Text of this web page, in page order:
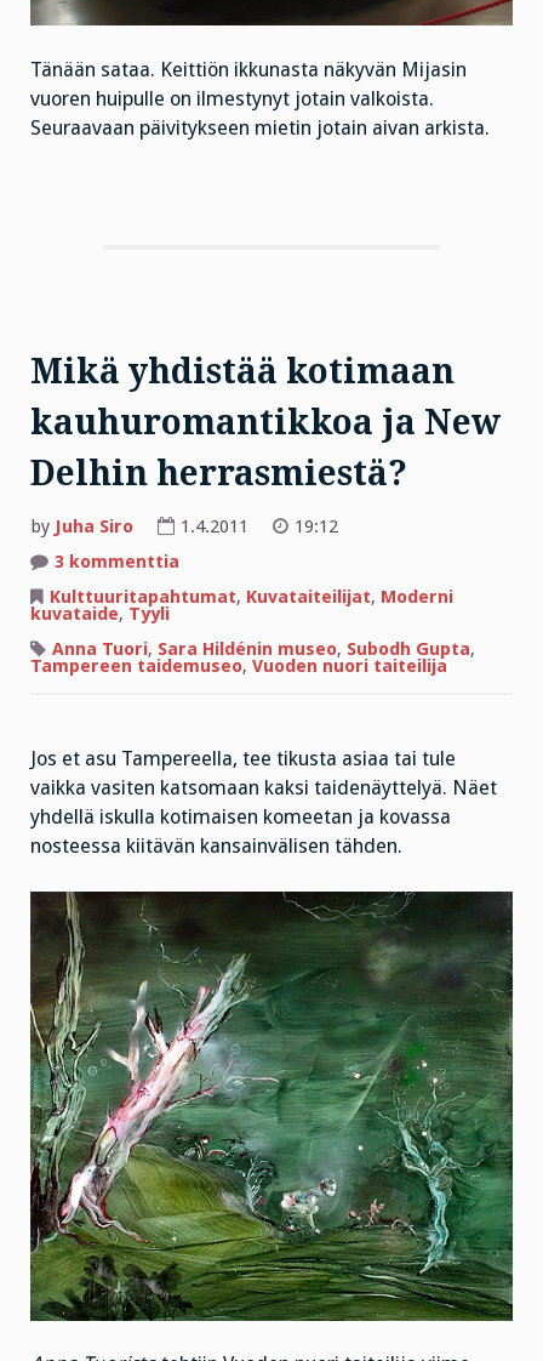
Tänään sataa. Keittiön ikkunasta näkyvän Mijasin
vuoren huipulle on ilmestynyt jotain valkoista.
Seuraavaan päivitykseen mietin jotain aivan arkista.
Mikä yhdistää kotimaan
kauhuromantikkoa ja New
Delhin herrasmiestä?
by Juha Siro 1.4.2011
19:12
3 kommenttia
yhdistää
kotimaan
ja
New
Delhin
Kulttuuritapahtumat, Kuvataiteilijat, Moderni
kuvataide, Tyyli
Anna Tuori, Sara Hildénin museo, Subodh Gupta,
Tampereen taidemuseo, Vuoden nuori taiteilija
Jos et asu Tampereella, tee tikusta asiaa tai tule
vaikka vasiten katsomaan kaksi taidenäyttelyä. Näet
yhdellä iskulla kotimaisen komeetan ja kovassa
nosteessa kiitävän kansainvälisen tähden.